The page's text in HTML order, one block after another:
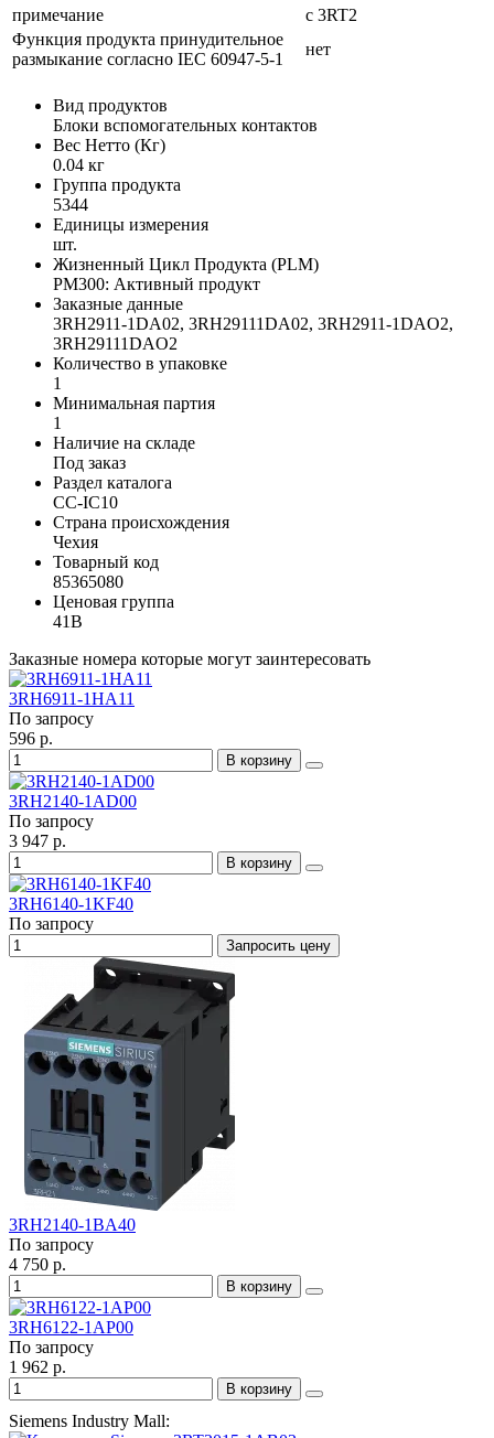
примечание
с 3RT2
Функция продукта принудительное
размыкание согласно IEC 60947-5-1
нет
Вид продуктов
Блоки вспомогательных контактов
Вес Нетто (Кг)
0.04 кг
Группа продукта
5344
Единицы измерения
шт.
Жизненный Цикл Продукта (PLM)
PM300: Активный продукт
Заказные данные
3RH2911-1DA02, 3RH29111DA02, 3RH2911-1DAO2,
3RH29111DAO2
Количество в упаковке
1
Минимальная партия
1
Наличие на складе
Под заказ
Раздел каталога
CC-IC10
Страна происхождения
Чехия
Товарный код
85365080
Ценовая группа
41B
Заказные номера которые могут заинтересовать
3RH6911-1HA11
По запросу
596 р.
В корзину
3RH2140-1AD00
По запросу
3 947 р.
В корзину
3RH6140-1KF40
По запросу
Запросить цену
3RH2140-1BA40
По запросу
4 750 р.
В корзину
3RH6122-1AP00
По запросу
1 962 р.
В корзину
Siemens Industry Mall: